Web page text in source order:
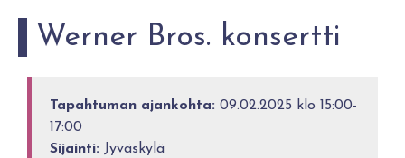
Werner Bros. konsertti
Tapahtuman ajankohta: 09.02.2025 klo 15:00-
17:00
Sijainti: Jyväskylä